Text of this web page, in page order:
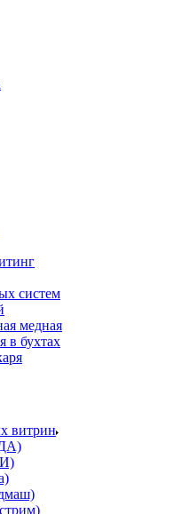
систем
медная
в бухтах
витрин